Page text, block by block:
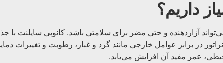
داریم؟
آزاردهنده و حتی مضر برای سلامتی باشد. کانوپی سایلنت
در برابر عوامل خارجی مانند گرد و غبار، رطوبت و تغییرات
عمر مفید آن افزایش می‌یابد.